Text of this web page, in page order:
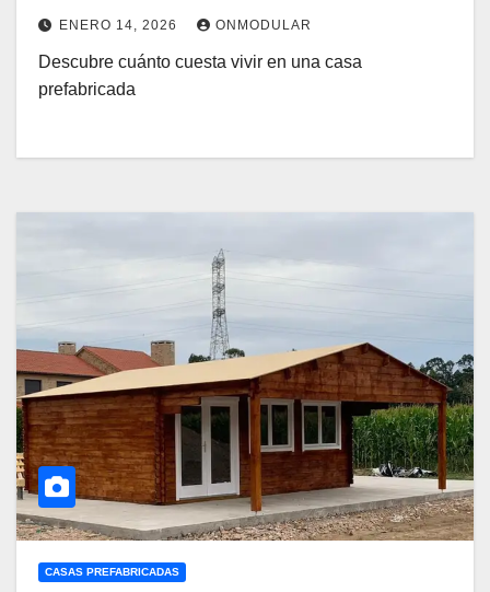
ENERO 14, 2026 ONMODULAR
Descubre cuánto cuesta vivir en una casa
prefabricada
CASAS PREFABRICADAS